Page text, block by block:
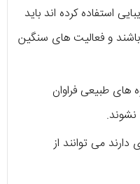
استفاده کرده اند باید
و فعالیت های سنگین
های طبیعی فراوان
نشوند.
می توانند از